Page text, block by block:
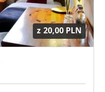
z 20,00 PLN